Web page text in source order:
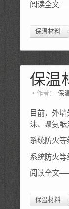
阅读全文
保温材料
保温
作者： 保
目前，外
沫、聚氨酝
系统防火等
系统防火等
阅读全文
保温材料